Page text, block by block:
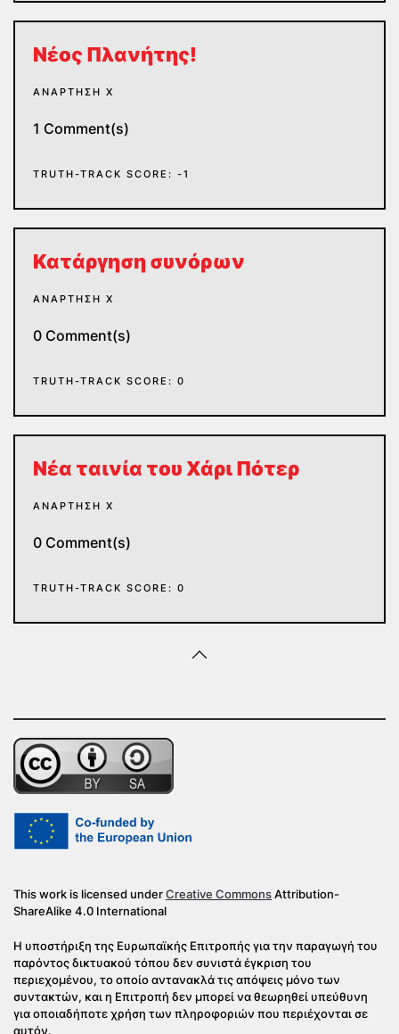
Νέος Πλανήτης!
ΑΝΆΡΤΗΣΗ Χ
1 Comment(s)
TRUTH-TRACK SCORE: -1
Κατάργηση συνόρων
ΑΝΆΡΤΗΣΗ Χ
0 Comment(s)
TRUTH-TRACK SCORE: 0
Nέα ταινία του Χάρι Πότερ
ΑΝΆΡΤΗΣΗ Χ
0 Comment(s)
TRUTH-TRACK SCORE: 0
This work is licensed underCreative CommonsAttribution-
ShareAlike 4.0 International
Η υποστήριξη της Ευρωπαϊκής Επιτροπής για την παραγωγή του
παρόντος δικτυακού τόπου δεν συνιστά έγκριση του
περιεχομένου, το οποίο αντανακλά τις απόψεις μόνο των
συντακτών, και η Επιτροπή δεν μπορεί να θεωρηθεί υπεύθυνη
για οποιαδήποτε χρήση των πληροφοριών που περιέχονται σε
αυτόν.